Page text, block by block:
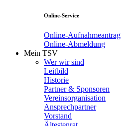
Online-Service
Online-Aufnahmeantrag
Online-Abmeldung
Mein TSV
Wer wir sind
Leitbild
Historie
Partner & Sponsoren
Vereinsorganisation
Ansprechpartner
Vorstand